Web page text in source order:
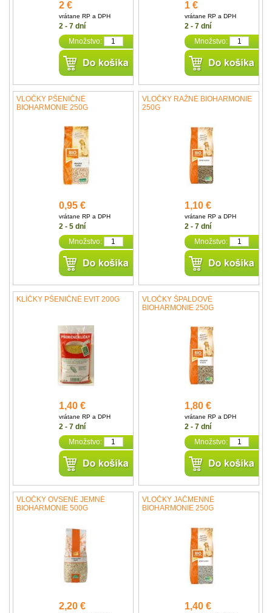
2 €
vrátane RP a DPH
2 - 7 dní
Množstvo:
1 €
vrátane RP a DPH
2 - 7 dní
Množstvo:
VLOČKY PŠENIČNÉ
BIOHARMONIE 250G
0,95 €
vrátane RP a DPH
2 - 5 dní
Množstvo:
VLOČKY RAŽNÉ BIOHARMONIE
250G
1,10 €
vrátane RP a DPH
2 - 7 dní
Množstvo:
KLÍČKY PŠENIČNÉ EVIT 200G
1,40 €
vrátane RP a DPH
2 - 7 dní
Množstvo:
VLOČKY ŠPALDOVÉ
BIOHARMONIE 250G
1,80 €
vrátane RP a DPH
2 - 7 dní
Množstvo:
VLOČKY OVSENÉ JEMNÉ
BIOHARMONIE 500G
2,20 €
VLOČKY JAČMENNÉ
BIOHARMONIE 250G
1,40 €